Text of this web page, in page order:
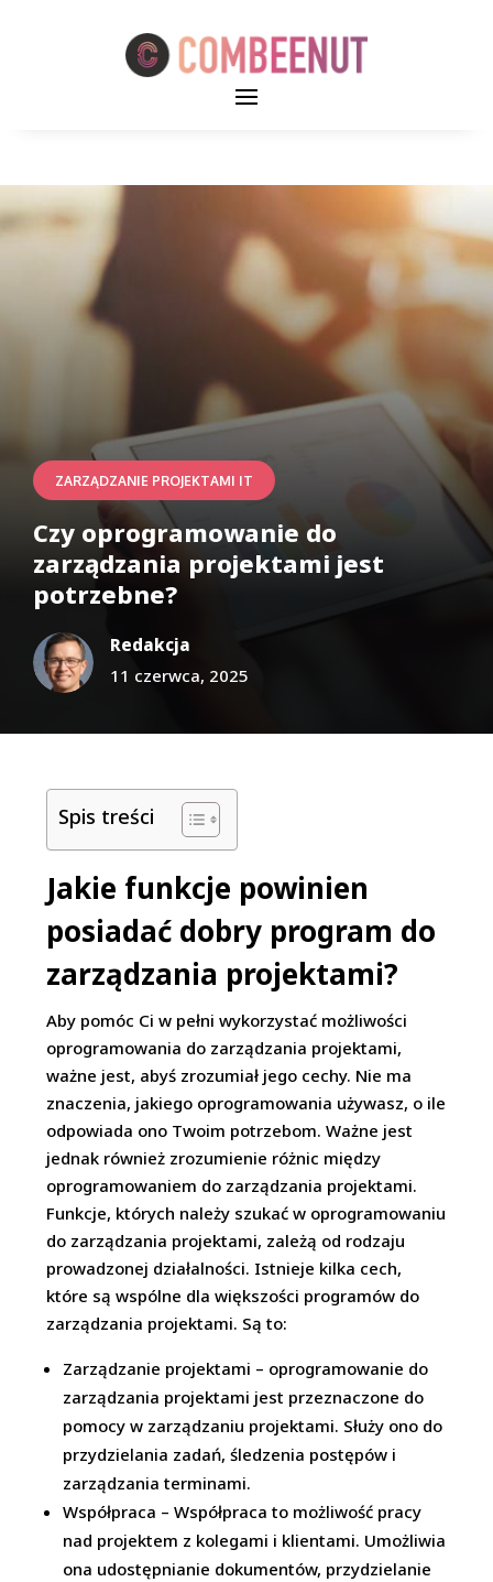
ZARZĄDZANIE PROJEKTAMI IT
Czy oprogramowanie do
zarządzania projektami jest
potrzebne?
Redakcja
11 czerwca, 2025
Spis treści
Jakie funkcje powinien
posiadać dobry program do
zarządzania projektami?
Aby pomóc Ci w pełni wykorzystać możliwości
oprogramowania do zarządzania projektami,
ważne jest, abyś zrozumiał jego cechy. Nie ma
znaczenia, jakiego oprogramowania używasz, o ile
odpowiada ono Twoim potrzebom. Ważne jest
jednak również zrozumienie różnic między
oprogramowaniem do zarządzania projektami.
Funkcje, których należy szukać w oprogramowaniu
do zarządzania projektami, zależą od rodzaju
prowadzonej działalności. Istnieje kilka cech,
które są wspólne dla większości programów do
zarządzania projektami. Są to:
Zarządzanie projektami – oprogramowanie do
zarządzania projektami jest przeznaczone do
pomocy w zarządzaniu projektami. Służy ono do
przydzielania zadań, śledzenia postępów i
zarządzania terminami.
Współpraca – Współpraca to możliwość pracy
nad projektem z kolegami i klientami. Umożliwia
ona udostępnianie dokumentów, przydzielanie